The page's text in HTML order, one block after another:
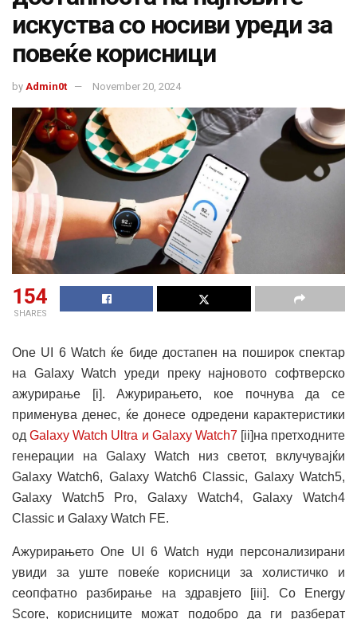
искуства со носиви уреди за
повеќе корисници
by Admin0t November 20, 2024
154
SHARES
One UI 6 Watch ќе биде достапен на поширок спектар
на Galaxy Watch уреди преку најновото софтверско
ажурирање [i]. Ажурирањето, кое почнува да се
применува денес, ќе донесе одредени карактеристики
одGalaxy Watch Ultra и Galaxy Watch7 [ii]на претходните
генерации на Galaxy Watch низ светот, вклучувајќи
Galaxy Watch6, Galaxy Watch6 Classic, Galaxy Watch5,
Galaxy Watch5 Pro, Galaxy Watch4, Galaxy Watch4
Classic и Galaxy Watch FE.
Ажурирањето One UI 6 Watch нуди персонализирани
увиди за уште повеќе корисници за холистичко и
сеопфатно разбирање на здравјето [iii]. Со Energy
Score, корисниците можат подобро да ги разберат